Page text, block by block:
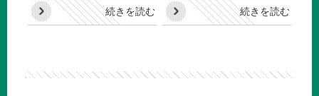
続きを読む 続きを読む